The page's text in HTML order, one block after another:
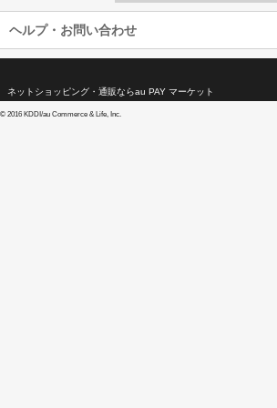
ヘルプ・お問い合わせ
ネットショッピング・通販ならau PAY マーケット
© 2016 KDDI/au Commerce & Life, Inc.